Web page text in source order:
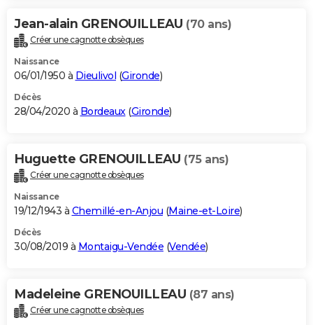
Jean-alain GRENOUILLEAU (70 ans)
Créer une cagnotte obsèques
Naissance
06/01/1950 à Dieulivol (Gironde)
Décès
28/04/2020 à Bordeaux(Gironde)
Huguette GRENOUILLEAU (75 ans)
Créer une cagnotte obsèques
Naissance
19/12/1943 à Chemillé-en-Anjou (Maine-et-Loire)
Décès
30/08/2019 à Montaigu-Vendée (Vendée)
Madeleine GRENOUILLEAU (87 ans)
Créer une cagnotte obsèques